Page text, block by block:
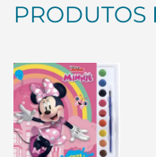
PRODUTOS